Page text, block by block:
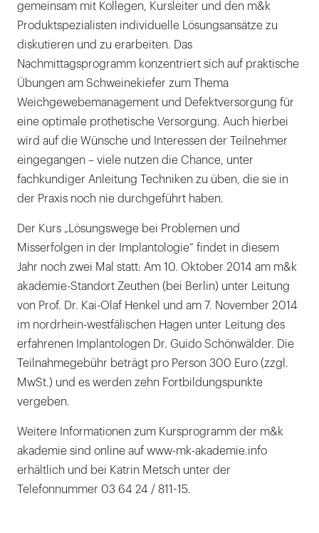
gemeinsam mit Kollegen, Kursleiter und den m&k
Produktspezialisten individuelle Lösungsansätze zu
diskutieren und zu erarbeiten. Das
Nachmittagsprogramm konzentriert sich auf praktische
Übungen am Schweinekiefer zum Thema
Weichgewebemanagement und Defektversorgung für
eine optimale prothetische Versorgung. Auch hierbei
wird auf die Wünsche und Interessen der Teilnehmer
eingegangen – viele nutzen die Chance, unter
fachkundiger Anleitung Techniken zu üben, die sie in
der Praxis noch nie durchgeführt haben.
Der Kurs „Lösungswege bei Problemen und
Misserfolgen in der Implantologie“ findet in diesem
Jahr noch zwei Mal statt: Am 10. Oktober 2014 am m&k
akademie-Standort Zeuthen (bei Berlin) unter Leitung
von Prof. Dr. Kai-Olaf Henkel und am 7. November 2014
im nordrhein-westfälischen Hagen unter Leitung des
erfahrenen Implantologen Dr. Guido Schönwälder. Die
Teilnahmegebühr beträgt pro Person 300 Euro (zzgl.
MwSt.) und es werden zehn Fortbildungspunkte
vergeben.
Weitere Informationen zum Kursprogramm der m&k
akademie sind online auf www-mk-akademie.info
erhältlich und bei Katrin Metsch unter der
Telefonnummer 03 64 24 / 811-15.